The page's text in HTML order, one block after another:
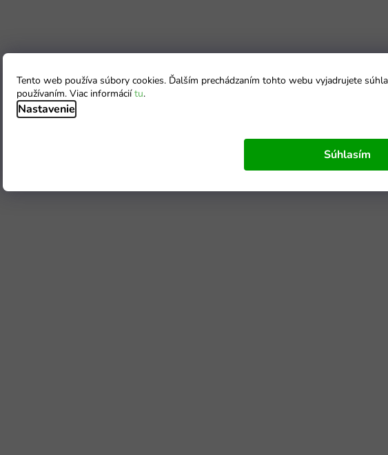
Tento web používa súbory cookies. Ďalším prechádzaním tohto webu vyjadrujete
používaním. Viac informáciítu.
Nastavenie
Súhlasím